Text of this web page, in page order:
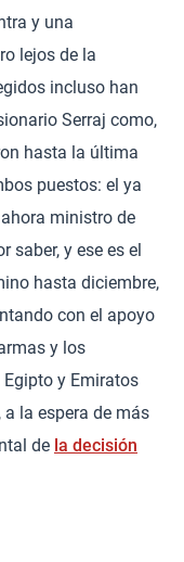
y una
lejos de la
incluso han
Serraj como,
hasta la última
puestos: el ya
ministro de
saber, y ese es el
hasta diciembre,
con el apoyo
y los
y Emiratos
a la espera de más
de la decisión